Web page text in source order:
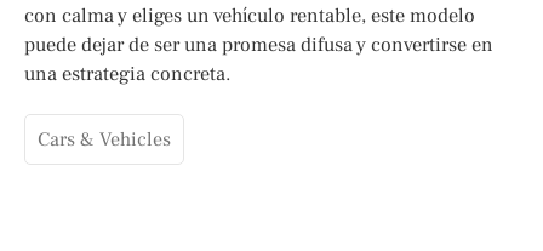
con calma y eliges un vehículo rentable, este modelo
puede dejar de ser una promesa difusa y convertirse en
una estrategia concreta.
Cars & Vehicles